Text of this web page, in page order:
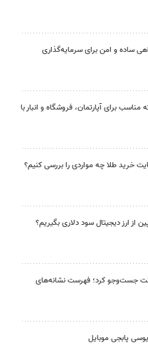
ساده و امن برای سرمایه‌گذاری
برای آپارتمان، فروشگاه و انبار با
خرید طلا چه مواردی را بررسی کنیم؟
از ارز دیجیتال سود دلاری بگیریم؟
جست‌وجو کرد؛ فهرست نشانه‌های
پابجی موبایل